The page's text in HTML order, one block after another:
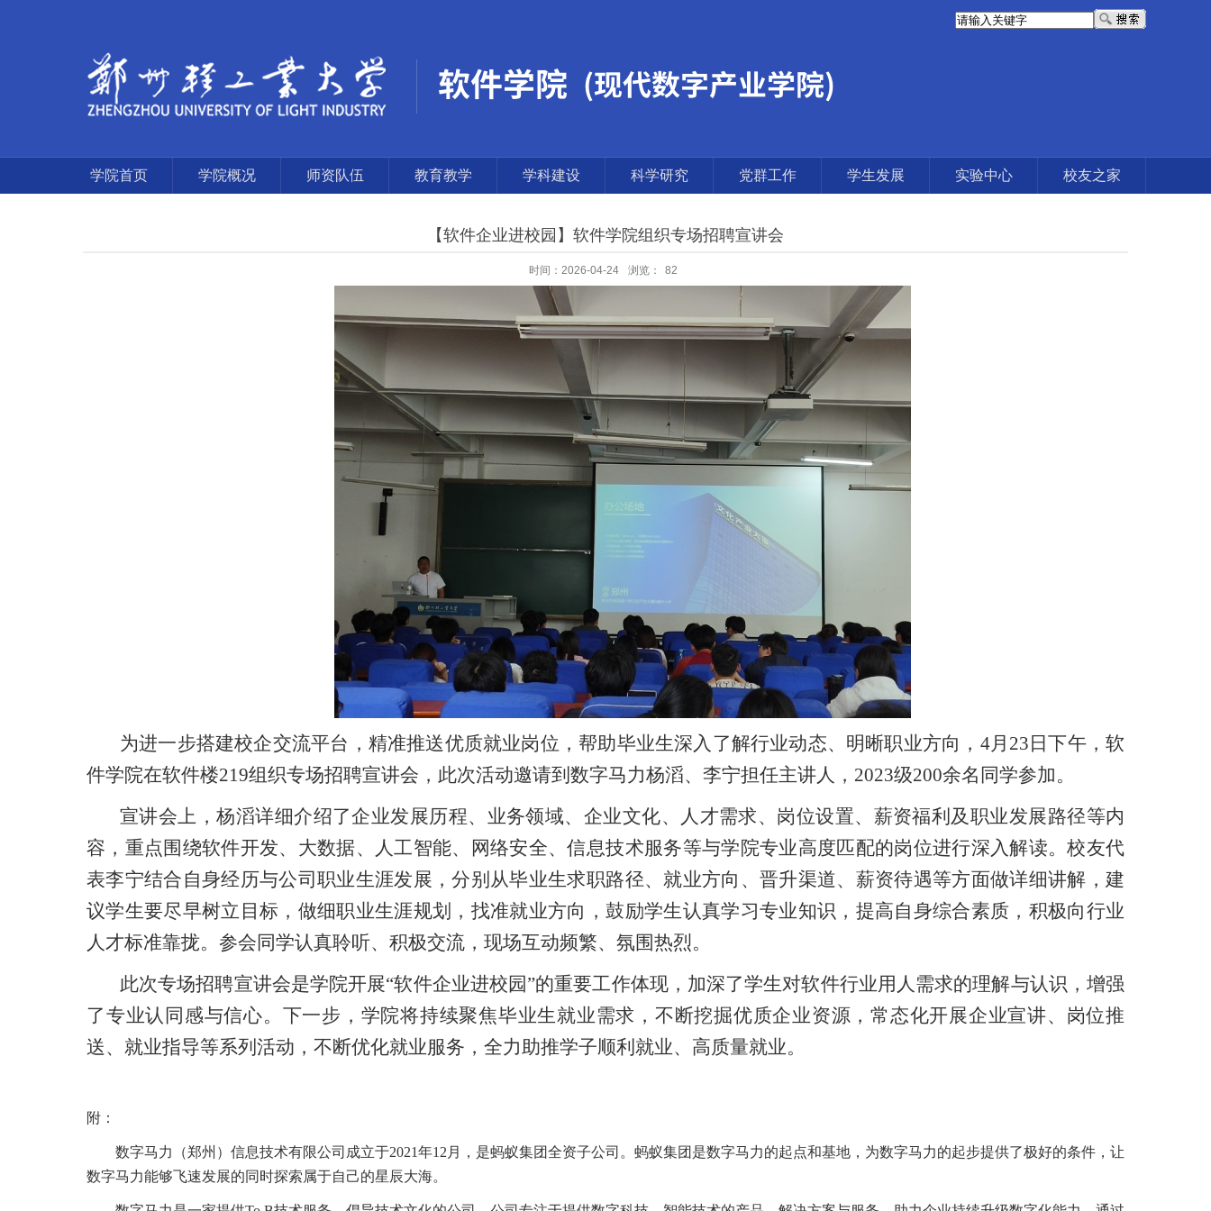
学院首页 学院概况 师资队伍 教育教学 学科建设 科学研究 党群工作 学生发展 实验中心 校友之家
【软件企业进校园】软件学院组织专场招聘宣讲会
时间：2026-04-24 浏览： 82
为进一步搭建校企交流平台，精准推送优质就业岗位，帮助毕业生深入了解行业动态、明晰职业方向，4月23日下午，软
件学院在软件楼219组织专场招聘宣讲会，此次活动邀请到数字马力杨滔、李宁担任主讲人，2023级200余名同学参加。
宣讲会上，杨滔详细介绍了企业发展历程、业务领域、企业文化、人才需求、岗位设置、薪资福利及职业发展路径等内
容，重点围绕软件开发、大数据、人工智能、网络安全、信息技术服务等与学院专业高度匹配的岗位进行深入解读。校友代
表李宁结合自身经历与公司职业生涯发展，分别从毕业生求职路径、就业方向、晋升渠道、薪资待遇等方面做详细讲解，建
议学生要尽早树立目标，做细职业生涯规划，找准就业方向，鼓励学生认真学习专业知识，提高自身综合素质，积极向行业
人才标准靠拢。参会同学认真聆听、积极交流，现场互动频繁、氛围热烈。
此次专场招聘宣讲会是学院开展“软件企业进校园”的重要工作体现，加深了学生对软件行业用人需求的理解与认识，增强
了专业认同感与信心。下一步，学院将持续聚焦毕业生就业需求，不断挖掘优质企业资源，常态化开展企业宣讲、岗位推
送、就业指导等系列活动，不断优化就业服务，全力助推学子顺利就业、高质量就业。
附：
数字马力（郑州）信息技术有限公司成立于2021年12月，是蚂蚁集团全资子公司。蚂蚁集团是数字马力的起点和基地，为数字马力的起步提供了极好的条件，让
数字马力能够飞速发展的同时探索属于自己的星辰大海。